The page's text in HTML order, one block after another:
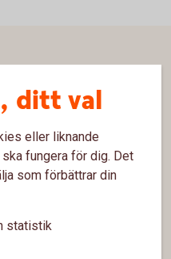
ditt val
eller liknande
fungera för dig. Det
som förbättrar din
statistik